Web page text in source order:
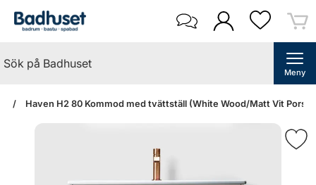
Meny
Haven H2 80 Kommod med tvättställ (White Wood/Matt Vit